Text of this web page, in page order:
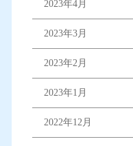
2023年4月
2023年3月
2023年2月
2023年1月
2022年12月